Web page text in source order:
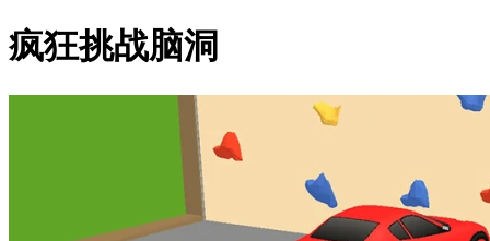
疯狂挑战脑洞